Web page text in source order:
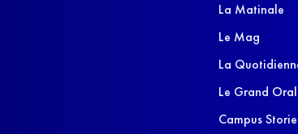
La Matinale
Le Mag
La
Le Grand Oral
Campus